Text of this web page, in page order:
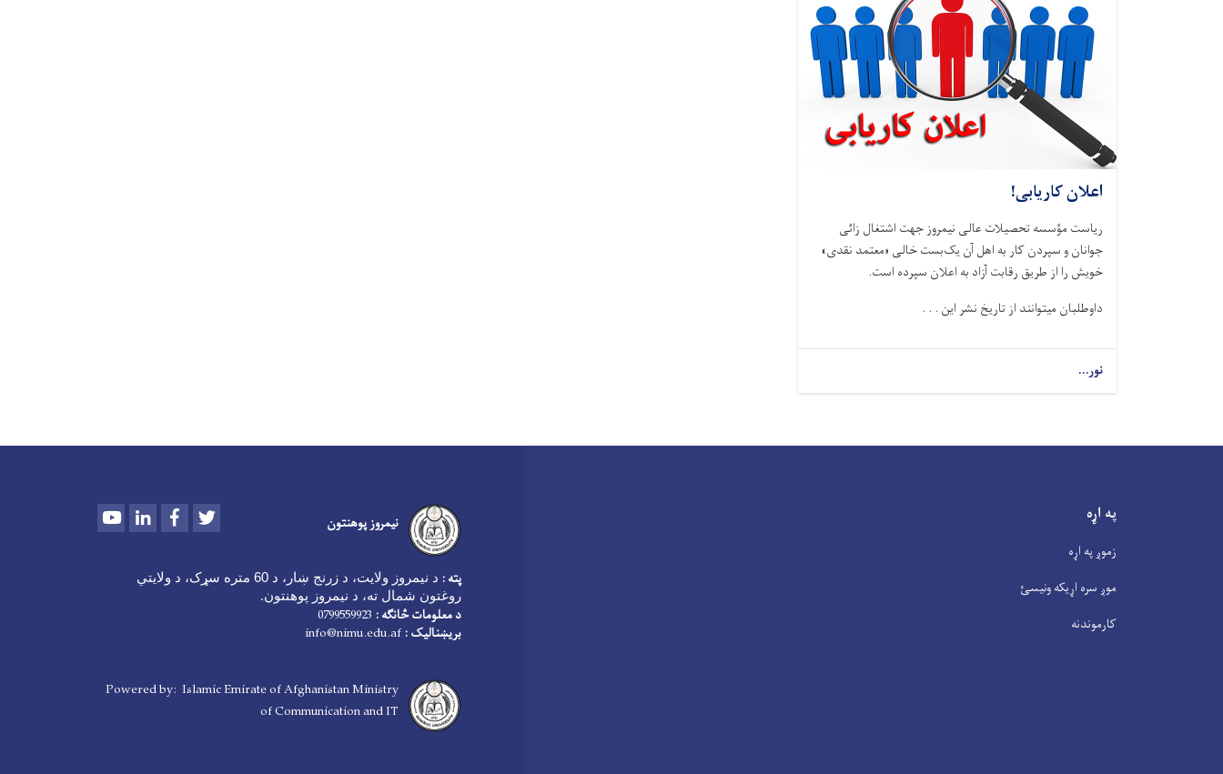
اعلان کاریابی!
ریاست مؤسسه تحصیلات عالی نیمروز جهت اشتغال زائی
جوانان و سپردن کار به اهل آن یک‌بست خالی «معتمد نقدی»
خویش را از طریق رقابت آزاد به اعلان سپرده است.
داوطلبان میتوانند از تاریخ نشر این . . .
نور...
په اړه
زموږ په اړه
موږ سره اړیکه ونیسئ
کارموندنه
نیمروز پوهنتون YoutubeLinkedInFacebook
پته :
د نیمروز ولایت، د زرنج ښار، د 60 متره سړک، د ولایتي
روغتون شمال ته، د نیمروز پوهنتون.
د معلومات څانګه :
بریښنالیک : info@nimu.edu.af
Powered by: Islamic Emirate of Afghanistan Ministry
of Communication and IT